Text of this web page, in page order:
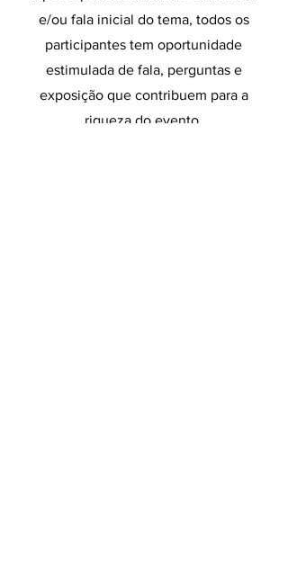
e/ou fala inicial do tema, todos os
participantes tem oportunidade
estimulada de fala, perguntas e
exposição que contribuem para a
riqueza do evento.